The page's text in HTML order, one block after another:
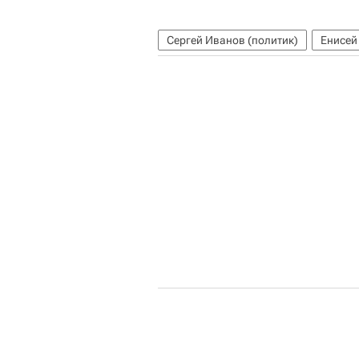
Сергей Иванов (политик) Енисей